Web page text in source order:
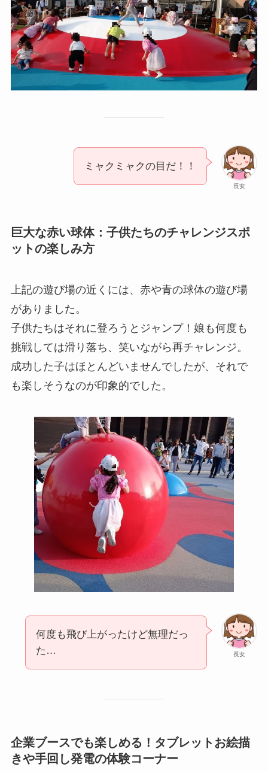
長女
ミャクミャクの目だ！！
巨大な赤い球体：子供たちのチャレンジスポ
ットの楽しみ方
上記の遊び場の近くには、赤や青の球体の遊び場
がありました。
子供たちはそれに登ろうとジャンプ！娘も何度も
挑戦しては滑り落ち、笑いながら再チャレンジ。
成功した子はほとんどいませんでしたが、それで
も楽しそうなのが印象的でした。
長女
何度も飛び上がったけど無理だっ
た…
企業ブースでも楽しめる！タブレットお絵描
きや手回し発電の体験コーナー